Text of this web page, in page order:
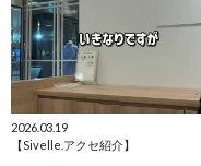
2026.03.19
【Sivelle.アクセ紹介】